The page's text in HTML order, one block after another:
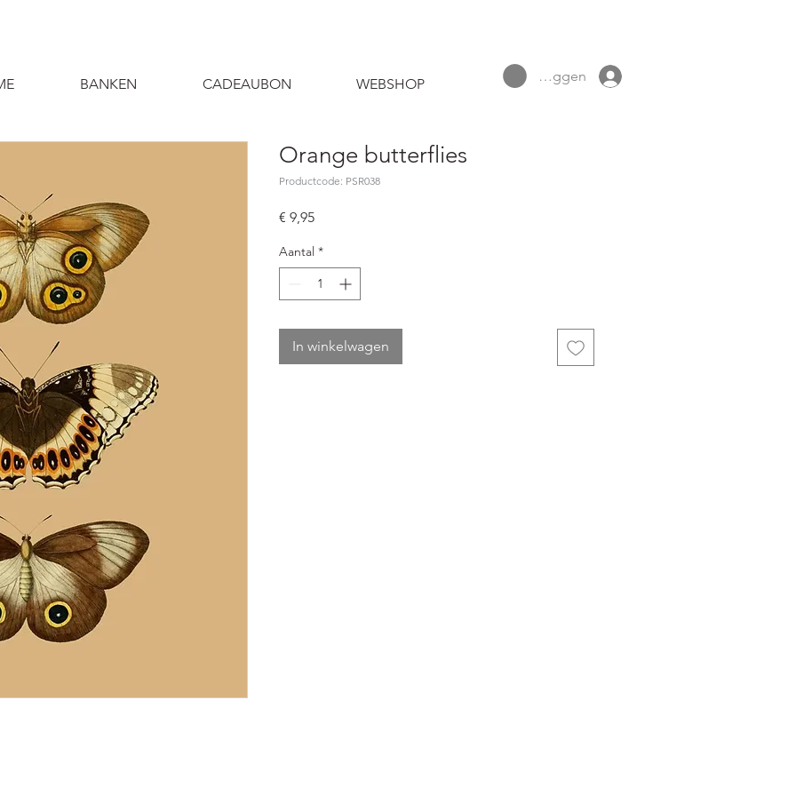
BANKEN CADEAUBON WEBSHOP Inloggen
Orange butterflies
Productcode: PSR038
€ 9,95Prijs
Aantal *
In winkelwagen